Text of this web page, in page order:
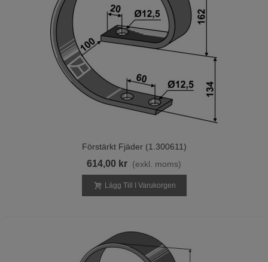
Förstärkt Fjäder (1.300611)
614,00 kr (exkl. moms)
Lägg Till I Varukorgen